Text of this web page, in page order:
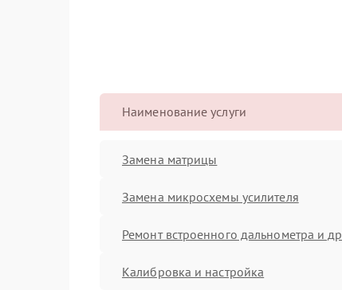
Наименование услуги
Замена матрицы
Замена микросхемы усилителя
Ремонт встроенного дальнометра и
Калибровка и настройка